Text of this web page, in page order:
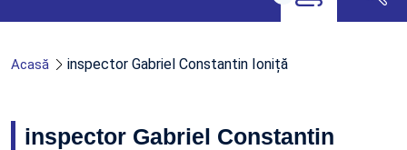
Acasă inspector Gabriel Constantin Ioniță
inspector Gabriel Constantin